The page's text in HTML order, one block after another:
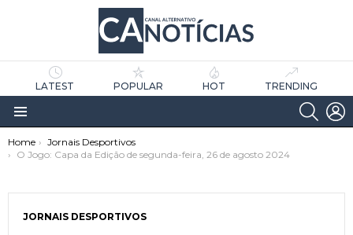
LATEST POPULAR HOT TRENDING
Menu
You are here:
Home
Jornais Desportivos
O Jogo: Capa da Edição de segunda-feira, 26 de agosto 2024
JORNAIS DESPORTIVOS